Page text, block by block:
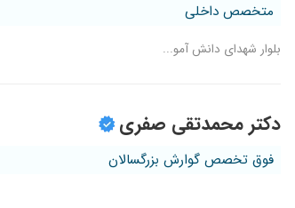
متخصص داخلی
بلوار شهدای دانش آمو...
دکتر محمدتقی صفری
فوق تخصص گوارش بزرگسالان